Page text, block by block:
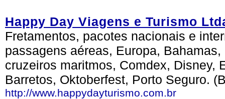
Happy Day Viagens e Turismo
Fretamentos, pacotes nacionais e
passagens aéreas, Europa,
cruzeiros maritmos, Comdex, Disney,
Barretos, Oktoberfest, Porto Seguro.
http://www.happydayturismo.com.br